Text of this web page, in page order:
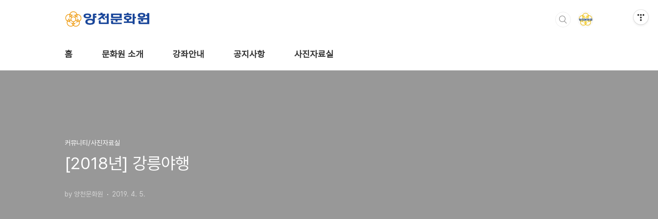
홈 문화원 소개 강좌안내 공지사항 사진자료실
커뮤니티/사진자료실
[2018년] 강릉야행
by 양천문화원 2019. 4. 5.